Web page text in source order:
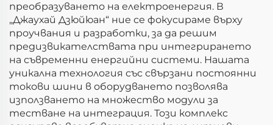
преобразуването на електроенергия. В
„Джаухай Дзюйюан“ ние се фокусираме върху
проучвания и разработки, за да решим
предизвикателствата при интегрирането
на съвременни енергийни системи. Нашата
уникална технология със свързани постоянни
токови шини в оборудването позволява
използването на множество модули за
тестване на интеграция. Този комплекс